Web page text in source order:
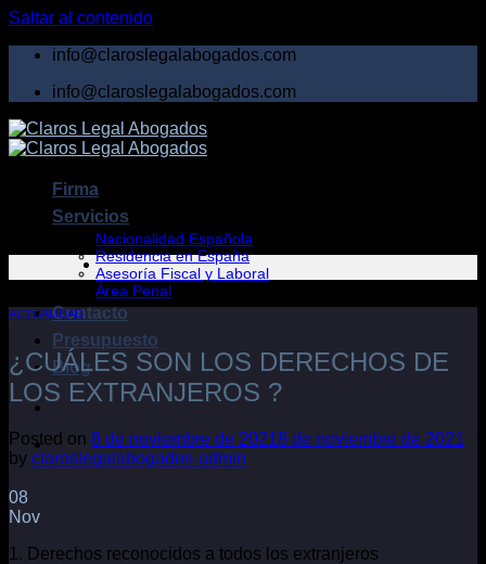
Saltar al contenido
info@claroslegalabogados.com
info@claroslegalabogados.com
Firma
Servicios
Nacionalidad Española
Residencia en España
Asesoría Fiscal y Laboral
Área Penal
Contacto
Presupuesto
Blog
ACTUALIDAD
¿CUÁLES SON LOS DERECHOS DE
LOS EXTRANJEROS ?
Posted on 8 de noviembre de 20218 de noviembre de 2021
by claroslegalabogados-admin
08
Nov
1. Derechos reconocidos a todos los extranjeros